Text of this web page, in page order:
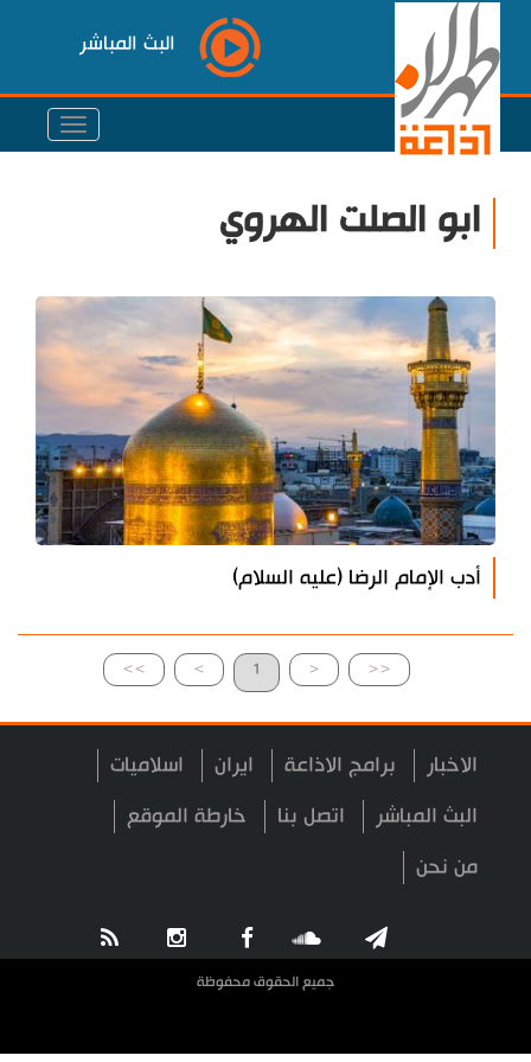
البث المباشر
ابو الصلت الهروي
أدب الإمام الرضا (عليه السلام)
>> > 1 < <<
الاخبار برامج الاذاعة ايران اسلاميات
البث المباشر اتصل بنا خارطة الموقع
من نحن
جميع الحقوق محفوظة